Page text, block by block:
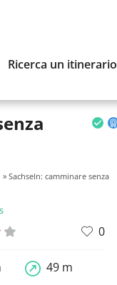
Ricerca un itinerario
» Sachseln: camminare senza
0
49 m